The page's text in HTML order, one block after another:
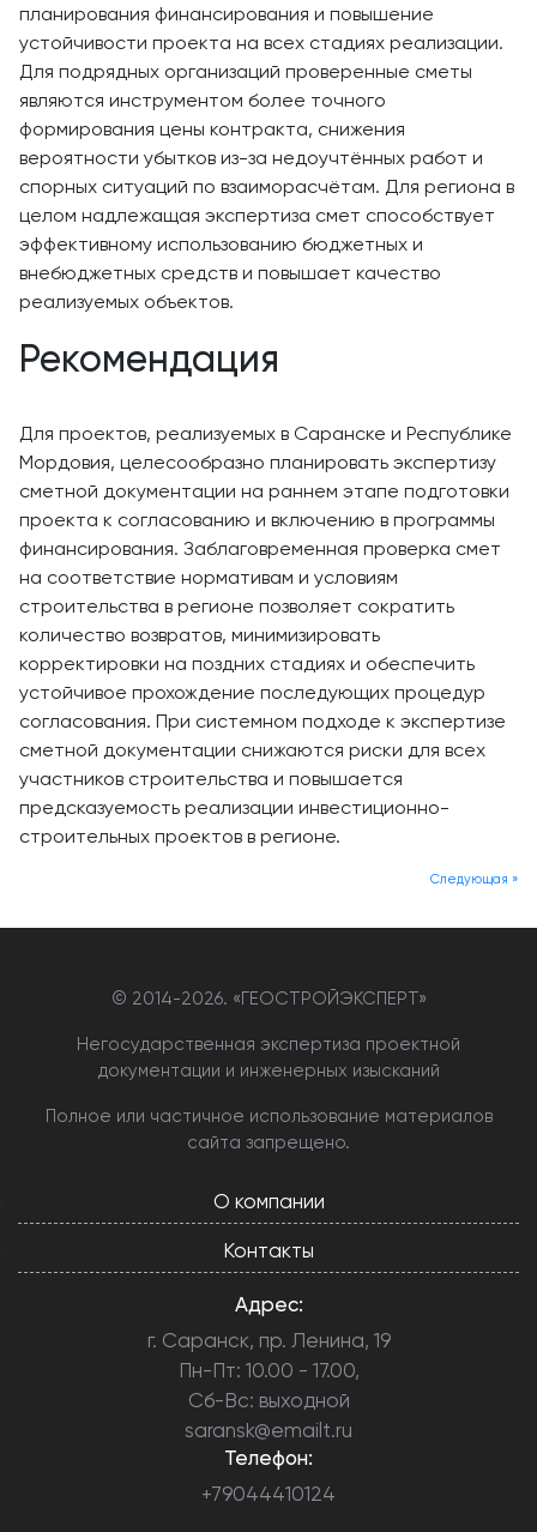
планирования финансирования и повышение
устойчивости проекта на всех стадиях реализации.
Для подрядных организаций проверенные сметы
являются инструментом более точного
формирования цены контракта, снижения
вероятности убытков из-за недоучтённых работ и
спорных ситуаций по взаиморасчётам. Для региона в
целом надлежащая экспертиза смет способствует
эффективному использованию бюджетных и
внебюджетных средств и повышает качество
реализуемых объектов.
Рекомендация
Для проектов, реализуемых в Саранске и Республике
Мордовия, целесообразно планировать экспертизу
сметной документации на раннем этапе подготовки
проекта к согласованию и включению в программы
финансирования. Заблаговременная проверка смет
на соответствие нормативам и условиям
строительства в регионе позволяет сократить
количество возвратов, минимизировать
корректировки на поздних стадиях и обеспечить
устойчивое прохождение последующих процедур
согласования. При системном подходе к экспертизе
сметной документации снижаются риски для всех
участников строительства и повышается
предсказуемость реализации инвестиционно-
строительных проектов в регионе.
Следующая »
© 2014-2026. «ГЕОСТРОЙЭКСПЕРТ»
Негосударственная экспертиза проектной
документации и инженерных изысканий
Полное или частичное использование материалов
сайта запрещено.
О компании
Контакты
Адрес:
г. Саранск, пр. Ленина, 19
Пн-Пт: 10.00 - 17.00,
Сб-Вс: выходной
saransk@emailt.ru
Телефон:
+79044410124